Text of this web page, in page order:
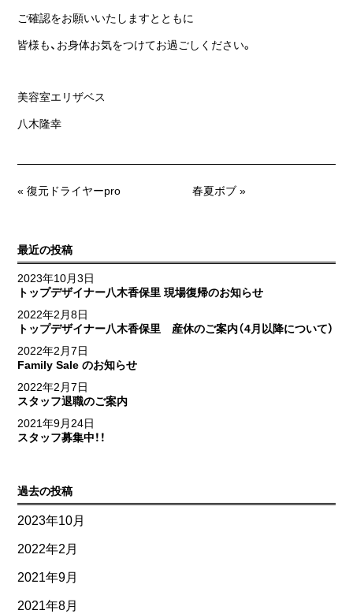
ご確認をお願いいたしますとともに
皆様も、お身体お気をつけてお過ごしください。
美容室エリザベス
八木隆幸
« 復元ドライヤーpro 春夏ボブ »
最近の投稿
2023年10月3日
トップデザイナー八木香保里 現場復帰のお知らせ
2022年2月8日
トップデザイナー八木香保里 産休のご案内（4月以降について）
2022年2月7日
Family Sale のお知らせ
2022年2月7日
スタッフ退職のご案内
2021年9月24日
スタッフ募集中！！
過去の投稿
2023年10月
2022年2月
2021年9月
2021年8月